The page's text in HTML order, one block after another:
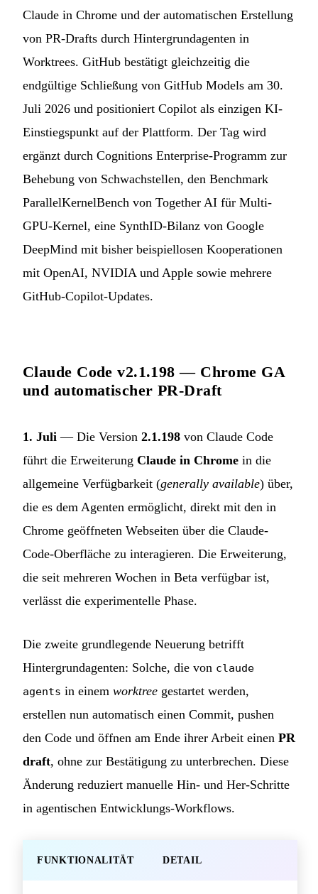
Claude in Chrome und der automatischen Erstellung
von PR-Drafts durch Hintergrundagenten in
Worktrees. GitHub bestätigt gleichzeitig die
endgültige Schließung von GitHub Models am 30.
Juli 2026 und positioniert Copilot als einzigen KI-
Einstiegspunkt auf der Plattform. Der Tag wird
ergänzt durch Cognitions Enterprise-Programm zur
Behebung von Schwachstellen, den Benchmark
ParallelKernelBench von Together AI für Multi-
GPU-Kernel, eine SynthID-Bilanz von Google
DeepMind mit bisher beispiellosen Kooperationen
mit OpenAI, NVIDIA und Apple sowie mehrere
GitHub-Copilot-Updates.
Claude Code v2.1.198 — Chrome GA
und automatischer PR-Draft
1. Juli — Die Version 2.1.198 von Claude Code
führt die Erweiterung Claude in Chrome in die
allgemeine Verfügbarkeit (generally available) über,
die es dem Agenten ermöglicht, direkt mit den in
Chrome geöffneten Webseiten über die Claude-
Code-Oberfläche zu interagieren. Die Erweiterung,
die seit mehreren Wochen in Beta verfügbar ist,
verlässt die experimentelle Phase.
Die zweite grundlegende Neuerung betrifft
Hintergrundagenten: Solche, die von claude
agents in einem worktree gestartet werden,
erstellen nun automatisch einen Commit, pushen
den Code und öffnen am Ende ihrer Arbeit einen PR
draft, ohne zur Bestätigung zu unterbrechen. Diese
Änderung reduziert manuelle Hin- und Her-Schritte
in agentischen Entwicklungs-Workflows.
FUNKTIONALITÄT DETAIL